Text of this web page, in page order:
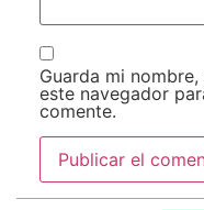
Guarda mi
este navegador
comente.